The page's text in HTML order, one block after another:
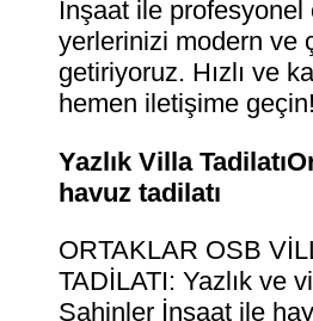
İnşaat ile profesyonel
yerlerinizi modern ve
getiriyoruz. Hızlı ve
hemen iletişime geçin!
Yazlık Villa
havuz tadilatı
ORTAKLAR OSB
TADİLATI: Yazlık ve
Şahinler İnşaat ile